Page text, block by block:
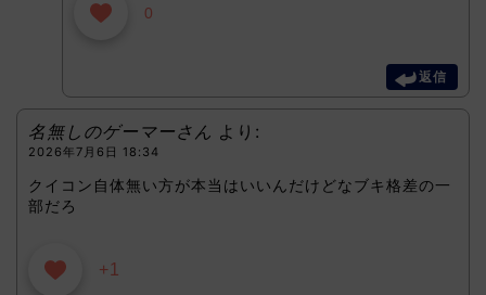
0
返信
名無しのゲーマーさん より:
2026年7月6日 18:34
クイコン自体無い方が本当はいいんだけどなブキ格差の一
部だろ
+1